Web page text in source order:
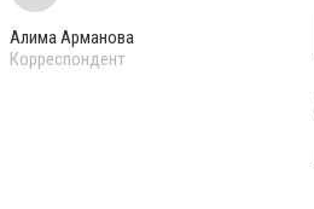
Алима Арманова
Корреспондент